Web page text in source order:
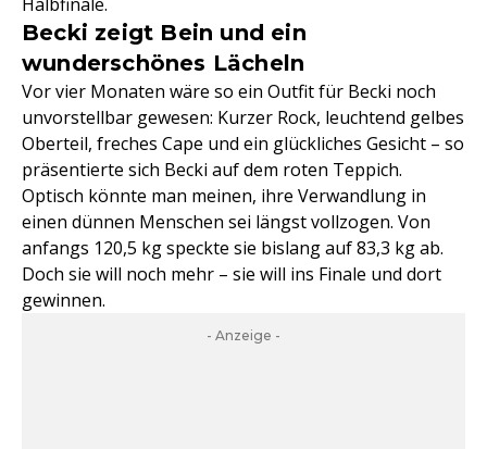
Becki zeigt Bein und ein
wunderschönes Lächeln
Vor vier Monaten wäre so ein Outfit für Becki noch
unvorstellbar gewesen: Kurzer Rock, leuchtend gelbes
Oberteil, freches Cape und ein glückliches Gesicht – so
präsentierte sich Becki auf dem roten Teppich.
Optisch könnte man meinen, ihre Verwandlung in
einen dünnen Menschen sei längst vollzogen. Von
anfangs 120,5 kg speckte sie bislang auf 83,3 kg ab.
Doch sie will noch mehr – sie will ins Finale und dort
gewinnen.
- Anzeige -